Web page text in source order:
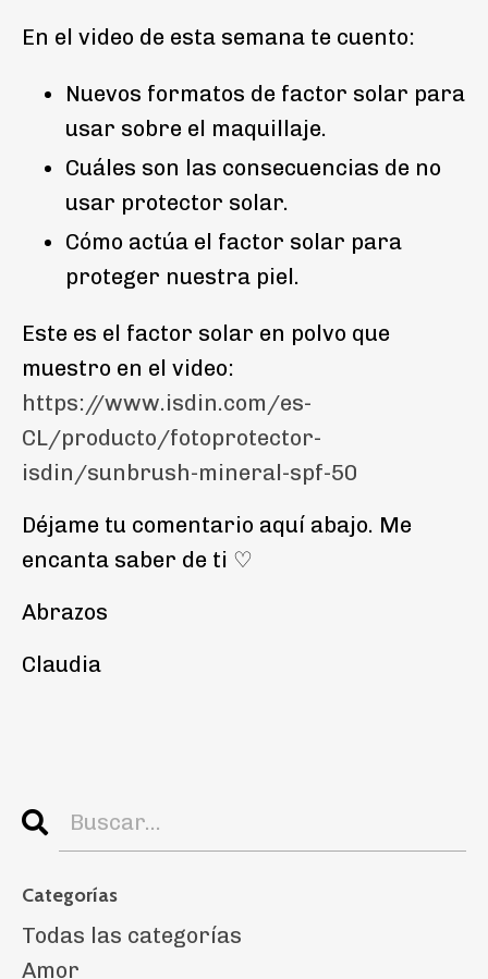
En el video de esta semana te cuento:
Nuevos formatos de factor solar para
usar sobre el maquillaje.
Cuáles son las consecuencias de no
usar protector solar.
Cómo actúa el factor solar para
proteger nuestra piel.
Este es el factor solar en polvo que
muestro en el video:
https://www.isdin.com/es-
CL/producto/fotoprotector-
isdin/sunbrush-mineral-spf-50
Déjame tu comentario aquí abajo. Me
encanta saber de ti ♡
Abrazos
Claudia
Categorías
Todas las categorías
Amor